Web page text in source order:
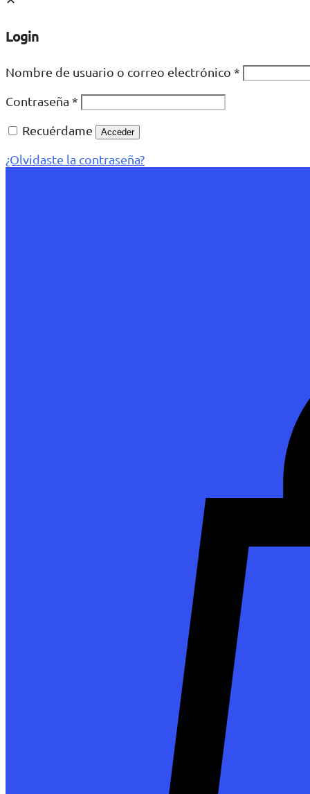
Login
Nombre de usuario o correo electrónico *
Contraseña *
Recuérdame
Acceder
¿Olvidaste la contraseña?